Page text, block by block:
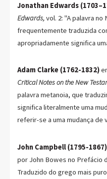
Jonathan Edwards
Edwards,vol. 2: "A palavra
frequentemente traduzida
apropriadamente significa
Adam Clarke (1762-1832)
Critical Notes on the New
palavra metanoia, que
significa literalmente uma
referir-se a uma mudança de
John Campbell (1795-1867)
por John Bowes no Prefácio
Traduzido do grego mais